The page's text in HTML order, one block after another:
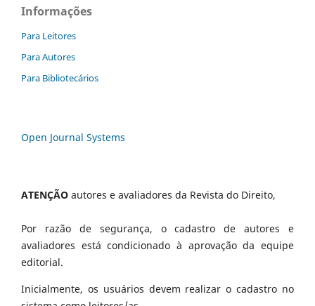
Informações
Para Leitores
Para Autores
Para Bibliotecários
Open Journal Systems
ATENÇÃO autores e avaliadores da Revista do Direito,
Por razão de segurança, o cadastro de autores e
avaliadores está condicionado à aprovação da equipe
editorial.
Inicialmente, os usuários devem realizar o cadastro no